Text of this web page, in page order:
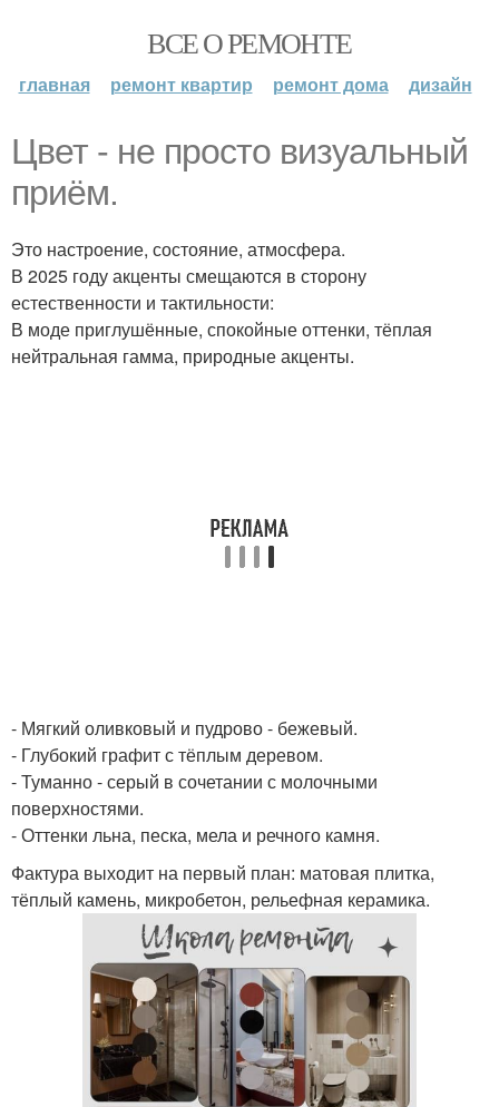
ВСЕ О РЕМОНТЕ
главная ремонт квартир ремонт дома дизайн
Цвет - не просто визуальный
приём.
Это настроение, состояние, атмосфера.
В 2025 году акценты смещаются в сторону
естественности и тактильности:
В моде приглушённые, спокойные оттенки, тёплая
нейтральная гамма, природные акценты.
- Мягкий оливковый и пудрово - бежевый.
- Глубокий графит с тёплым деревом.
- Туманно - серый в сочетании с молочными
поверхностями.
- Оттенки льна, песка, мела и речного камня.
Фактура выходит на первый план: матовая плитка,
тёплый камень, микробетон, рельефная керамика.